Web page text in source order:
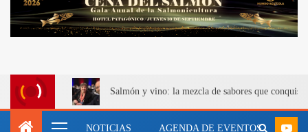
Salmón y vino: la mezcla de sabores que
NOTICIAS AGENDA DE EVENTOS